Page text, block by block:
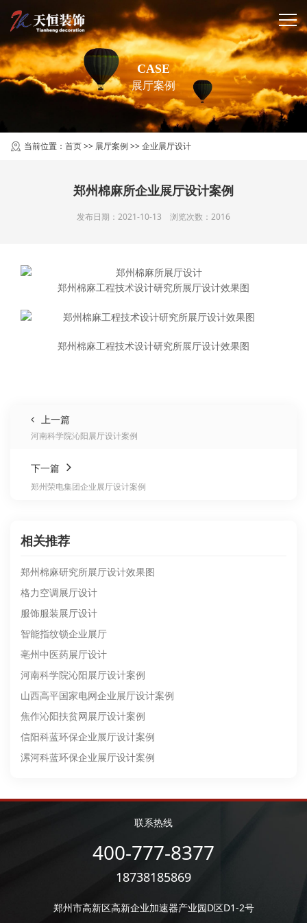
CASE
展厅案例
当前位置： 首页>> 展厅案例 >>企业展厅设计
郑州棉麻所企业展厅设计案例
发布日期：2021-10-13 浏览次数：2016
郑州棉麻工程技术设计研究所展厅设计效果图
郑州棉麻工程技术设计研究所展厅设计效果图
上一篇
河南科学院沁阳展厅设计案例
下一篇
郑州荣电集团企业展厅设计案例
相关推荐
郑州棉麻研究所展厅设计效果图
格力空调展厅设计
服饰服装展厅设计
智能指纹锁企业展厅
亳州中医药展厅设计
河南科学院沁阳展厅设计案例
山西高平国家电网企业展厅设计案例
焦作沁阳扶贫网展厅设计案例
信阳科蓝环保企业展厅设计案例
漯河科蓝环保企业展厅设计案例
联系热线
400-777-8377
18738185869
郑州市高新区高新企业加速器产业园D区D1-2号